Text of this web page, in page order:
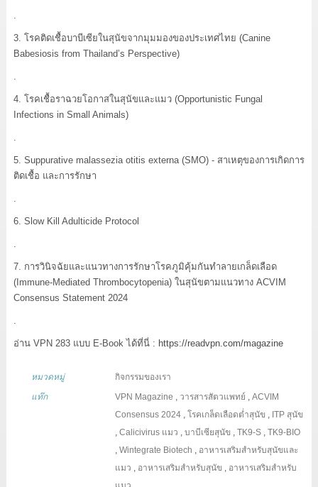
.
3. โรคติดเชื้อบาบีเซียในสุนัขจากมุมมองของประเทศไทย (Canine
Babesiosis from Thailand’s Perspective)
.
4. โรคเชื้อราฉวยโอกาสในสุนัขและแมว (Opportunistic Fungal
Infections in Small Animals)
.
5. Suppurative malassezia otitis externa (SMO) - สาเหตุของการเกิดการ
ติดเชื้อ และการรักษา
.
6. Slow Kill Adulticide Protocol
.
7. การวินิจฉัยและแนวทางการรักษาโรคภูมิคุ้มกันทำลายเกล็ดเลือด
(Immune-Mediated Thrombocytopenia) ในสุนัขตามแนวทาง ACVIM
Consensus Statement 2024
.
อ่าน VPN 283 แบบ E-Book ได้ที่นี่ : https://readvpn.com/magazine
หมวดหมู่
กิจกรรมของเรา
แท๊ก
VPN Magazine , วารสารสัตวแพทย์ ,ACVIM
Consensus 2024 ,โรคเกล็ดเลือดต่ำสุนัข , ITP สุนัข
,Calicivirus แมว ,บาบีเซียสุนัข ,TK9-S ,TK9-BIO
,Wintegrate Biotech , อาหารเสริมสำหรับสุนัขและ
แมว , อาหารเสริมสำหรับสุนัข , อาหารเสริมสำหรับ